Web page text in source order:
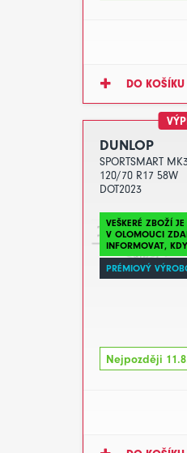
DO KOŠÍKU
DUNLOP
SPORTSMART
120/70 R17 58W
DOT2023
VEŠKERÉ ZBOŽÍ
V OLOMOUCI
INFORMOVAT,
PRÉMIOVÝ
Nejpozději